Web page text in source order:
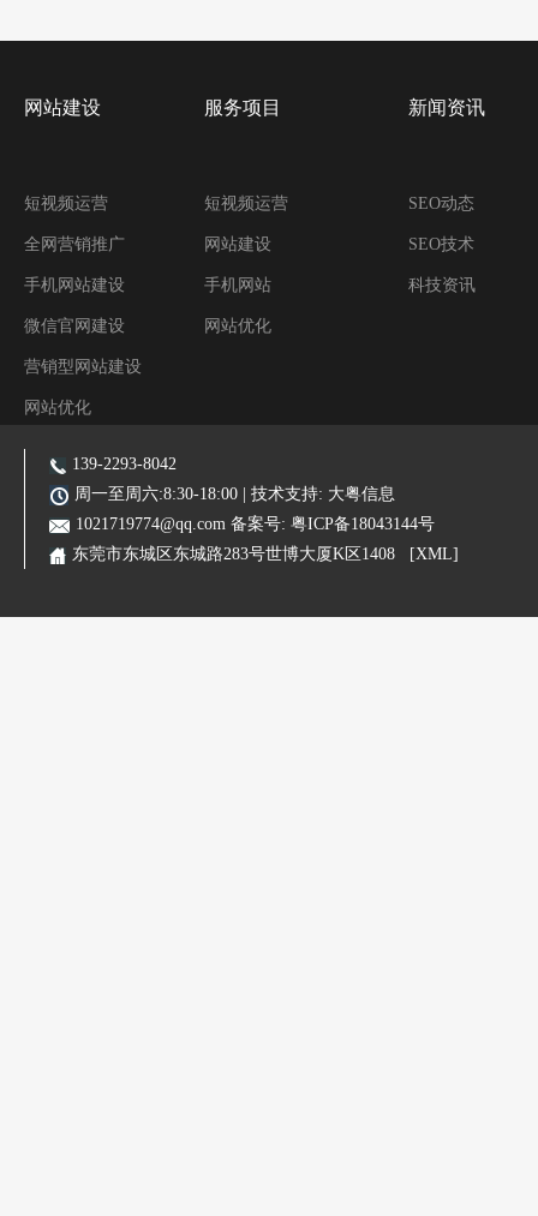
网站建设
短视频运营
全网营销推广
手机网站建设
微信官网建设
营销型网站建设
网站优化
阿里装修运营
服务项目
短视频运营
网站建设
手机网站
网站优化
新闻资讯
SEO动态
SEO技术
科技资讯
主营业务:东莞网站建设|东莞网站优化|东莞SEO优化推广|品牌网站|手机网站|微信小程序|霸屏推广
139-2293-8042
周一至周六:8:30-18:00 | 技术支持: 大粤信息
1021719774@qq.com 备案号: 粤ICP备18043144号
东莞市东城区东城路283号世博大厦K区1408
[XML]